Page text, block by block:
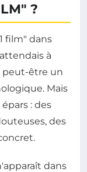
?
film" dans
à
peut-être un
Mais
: des
des
dans